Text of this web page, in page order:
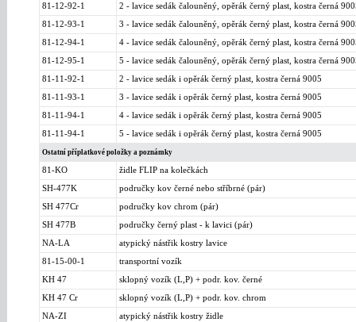
81-12-92-1 2 - lavice sedák čalouněný, opěrák černý plast, kostra černá
81-12-93-1 3 - lavice sedák čalouněný, opěrák černý plast, kostra černá
81-12-94-1 4 - lavice sedák čalouněný, opěrák černý plast, kostra černá
81-12-95-1 5 - lavice sedák čalouněný, opěrák černý plast, kostra černá
81-11-92-1 2 - lavice sedák i opěrák černý plast, kostra černá 9005
81-11-93-1 3 - lavice sedák i opěrák černý plast, kostra černá 9005
81-11-94-1 4 - lavice sedák i opěrák černý plast, kostra černá 9005
81-11-94-1 5 - lavice sedák i opěrák černý plast, kostra černá 9005
Ostatní příplatkové položky a poznámky
81-KO židle FLIP na kolečkách
SH-477K područky kov černé nebo stříbrné (pár)
SH 477Cr područky kov chrom (pár)
SH 477B područky černý plast - k lavici (pár)
NA-LA atypický nástřik kostry lavice
81-15-00-1 transportní vozík
KH 47 sklopný vozík (L,P) + podr. kov. černé
KH 47 Cr sklopný vozík (L,P) + podr. kov. chrom
NA-ZI atypický nástřik kostry židle